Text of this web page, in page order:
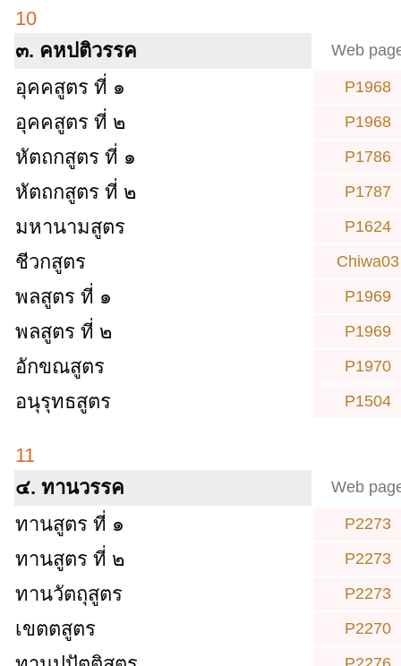
10
๓. คหปติวรรค
Web
อุคคสูตร ที่ ๑ P1968
อุคคสูตร ที่ ๒ P1968
หัตถกสูตร ที่ ๑ P1786
หัตถกสูตร ที่ ๒ P1787
มหานามสูตร P1624
ชีวกสูตร Chiwa03
พลสูตร ที่ ๑ P1969
พลสูตร ที่ ๒ P1969
อักขณสูตร P1970
อนุรุทธสูตร P1504
11
๔. ทานวรรค
Web
ทานสูตร ที่ ๑ P2273
ทานสูตร ที่ ๒ P2273
ทานวัตถุสูตร P2273
เขตตสูตร P2270